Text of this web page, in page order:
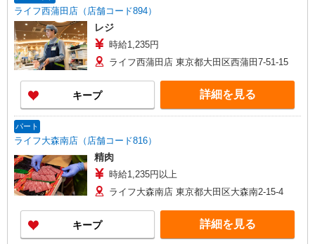
ライフ西蒲田店（店舗コード894）
レジ
時給1,235円
ライフ西蒲田店 東京都大田区西蒲田7-51-15
キープ 詳細を見る
パート
ライフ大森南店（店舗コード816）
精肉
時給1,235円以上
ライフ大森南店 東京都大田区大森南2-15-4
キープ 詳細を見る